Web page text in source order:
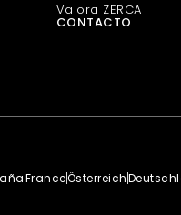
Valora ZERCA
CONTACTO
FranceÖsterreich